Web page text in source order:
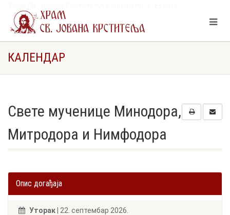
Свете мученице Минодора, Митродора и Нимфодора
КАЛЕНДАР
Свете мученице Минодора,
Митродора и Нимфодора
Опис догађаја
Уторак | 22. септембар 2026.